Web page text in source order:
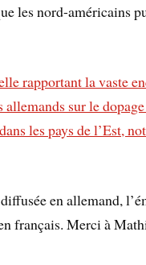
les nord-américains
rapportant la vaste
allemands sur le
les pays de l’Est,
en allemand,
français. Merci à